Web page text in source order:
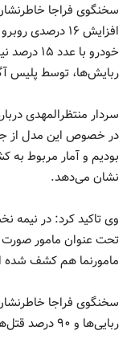
سخنگوی فراجا
افزایش ۱۶
خودرو با
ربایش‌ها، توسط پلیس
سردار منتظرالمهدی
نشان می‌دهد.
مامورنما هم کشف
ربایی‌ها و ۹۰ درصد قتل‌ها کشف شده‌اند.